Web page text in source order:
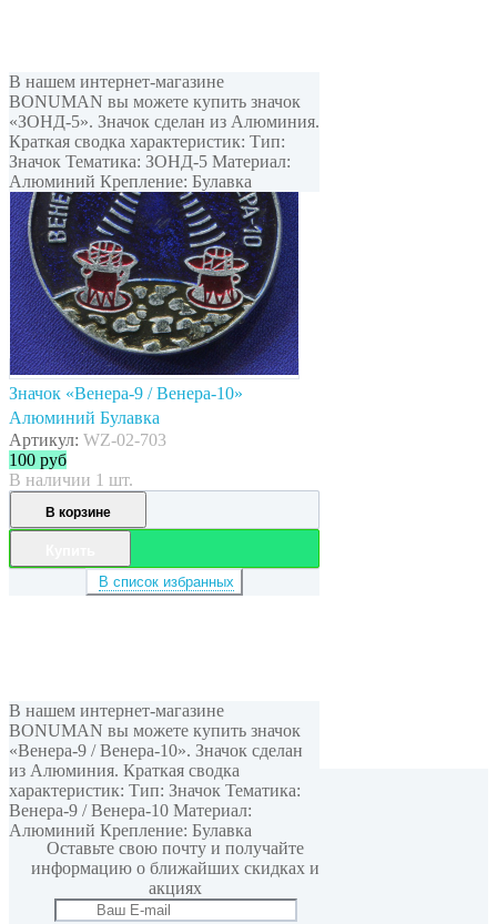
В нашем интернет-магазине
BONUMAN вы можете купить значок
«ЗОНД-5». Значок сделан из Алюминия.
Краткая сводка характеристик: Тип:
Значок Тематика: ЗОНД-5 Материал:
Алюминий Крепление: Булавка
Значок «Венера-9 / Венера-10»
Алюминий Булавка
Артикул: WZ-02-703
100 руб
В наличии 1 шт.
В корзине
В список избранных
В нашем интернет-магазине
BONUMAN вы можете купить значок
«Венера-9 / Венера-10». Значок сделан
из Алюминия. Краткая сводка
характеристик: Тип: Значок Тематика:
Венера-9 / Венера-10 Материал:
Алюминий Крепление: Булавка
Мы в соцсетях
Оставьте свою почту и получайте
информацию о ближайших скидках и
акциях